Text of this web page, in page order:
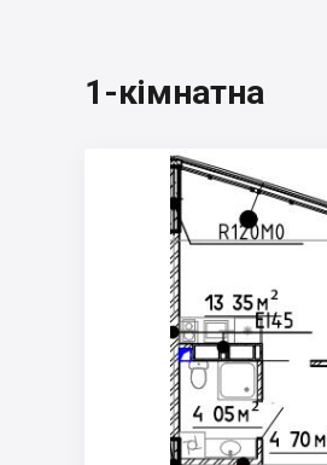
1-кімнатна